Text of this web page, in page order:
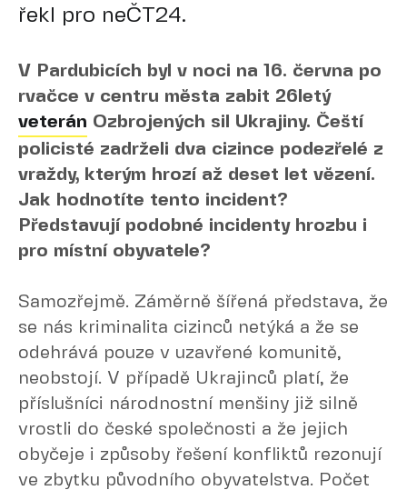
řekl pro neČT24.
V Pardubicích byl v noci na 16. června po
rvačce v centru města zabit 26letý
veterán Ozbrojených sil Ukrajiny. Čeští
policisté zadrželi dva cizince podezřelé z
vraždy, kterým hrozí až deset let vězení.
Jak hodnotíte tento incident?
Představují podobné incidenty hrozbu i
pro místní obyvatele?
Samozřejmě. Záměrně šířená představa, že
se nás kriminalita cizinců netýká a že se
odehrává pouze v uzavřené komunitě,
neobstojí. V případě Ukrajinců platí, že
příslušníci národnostní menšiny již silně
vrostli do české společnosti a že jejich
obyčeje i způsoby řešení konfliktů rezonují
ve zbytku původního obyvatelstva. Počet